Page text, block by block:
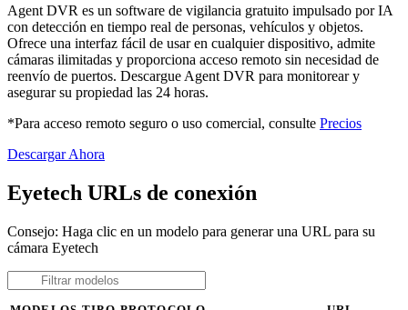
Agent DVR es un software de vigilancia gratuito impulsado por IA
con detección en tiempo real de personas, vehículos y objetos.
Ofrece una interfaz fácil de usar en cualquier dispositivo, admite
cámaras ilimitadas y proporciona acceso remoto sin necesidad de
reenvío de puertos. Descargue Agent DVR para monitorear y
asegurar su propiedad las 24 horas.
*Para acceso remoto seguro o uso comercial, consulte Precios
Descargar Ahora
Eyetech URLs de conexión
Consejo: Haga clic en un modelo para generar una URL para su
cámara Eyetech